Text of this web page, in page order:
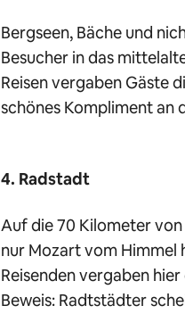
Bergseen, Bäche und
Besucher in das
Reisen vergaben Gäste
schönes Kompliment an
4. Radstadt
Auf die 70 Kilometer
nur Mozart vom Himmel
Reisenden vergaben
Beweis: Radtstädter